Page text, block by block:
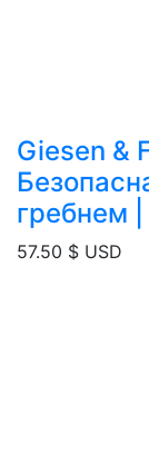
Giesen &
57.50 $ USD